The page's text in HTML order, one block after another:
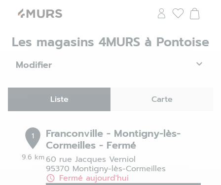
Les magasins 4MURS à Pontoise
Modifier
Liste Carte
1
9.6 km
Franconville - Montigny-lès-
Cormeilles - Fermé
60 rue Jacques Verniol
95370 Montigny-lès-Cormeilles
Fermé aujourd'hui